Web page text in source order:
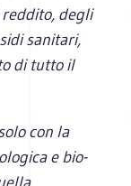
degli
sani­tari,
di tutto il
con la
e bio­